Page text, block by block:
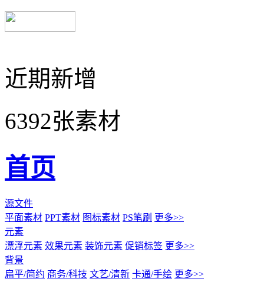
近期新增
6392张素材
首页
源文件
平面素材 PPT素材 图标素材 PS笔刷 更多>>
元素
漂浮元素 效果元素 装饰元素 促销标签 更多>>
背景
扁平/简约 商务/科技 文艺/清新 卡通/手绘 更多>>